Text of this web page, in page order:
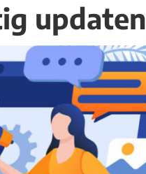
updaten